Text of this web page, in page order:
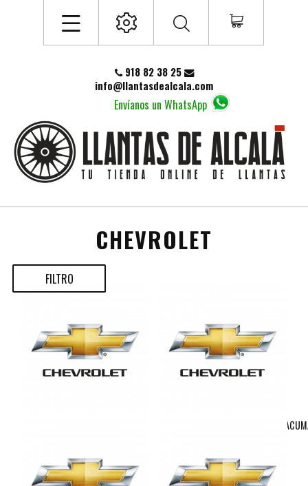
Envíanos un WhatsApp
918 82 38 25
info@llantasdealcala.com
CHEVROLET
FILTRO